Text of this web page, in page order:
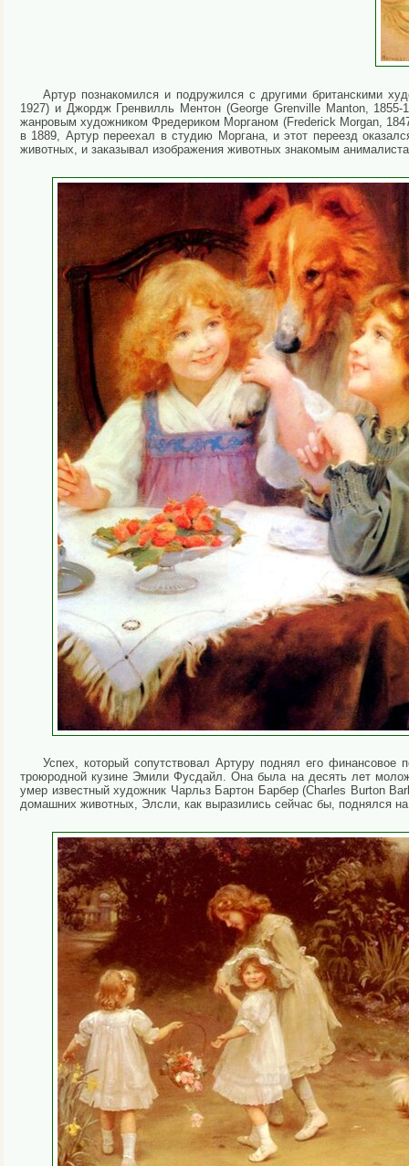
Артур познакомился и подружился с другими британскими
1927) и Джордж Гренвилль Ментон (George Grenville Manton,
жанровым художником Фредериком Морганом (Frederick Morgan,
в 1889, Артур переехал в студию Моргана, и этот переезд
животных, и заказывал изображения животных знакомым
Успех, который сопутствовал Артуру поднял его
троюродной кузине Эмили Фусдайл. Она была на десять лет
умер известный художник Чарльз Бартон Барбер (Charles Burton
домашних животных, Элсли, как выразились сейчас бы, поднялся